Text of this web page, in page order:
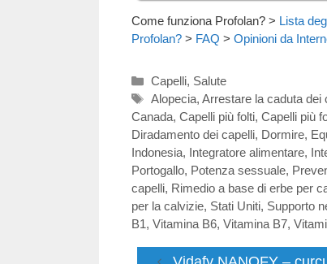
Come funziona Profolan? > Lista
Profolan? > FAQ > Opinioni da
Categorie
Capelli, Salute
Tag
Alopecia, Arrestare la caduta dei
Canada, Capelli più folti, Capelli più
Diradamento dei capelli, Dormire,
Indonesia, Integratore alimentare,
Portogallo, Potenza sessuale,
capelli, Rimedio a base di erbe per
per la calvizie, Stati Uniti, Supporto
B1, Vitamina B6, Vitamina B7,